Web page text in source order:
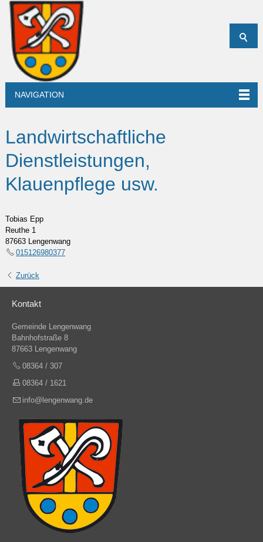
NAVIGATION
Landwirtschaftliche
Dienstleistungen,
Klauenpflege usw.
Tobias Epp
Reuthe 1
87663 Lengenwang
015126980377
Zurück
Kontakt
Gemeinde Lengenwang
Bahnhofstraße 8
87663 Lengenwang
08364 / 307
08364 / 1621
info@lengenwang.de